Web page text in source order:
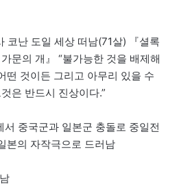
코난 도일 세상 떠남(71살) 『셜록
문의 개』 “불가능한 것을 배제해
떤 것이든 그리고 아무리 있을 수
은 반드시 진상이다.”
중국군과 일본군 충돌로 중일전
본의 자작극으로 드러남